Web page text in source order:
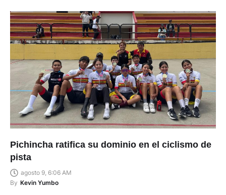
Pichincha ratifica su dominio en el ciclismo de
pista
agosto 9, 6:06 AM
By Kevin Yumbo